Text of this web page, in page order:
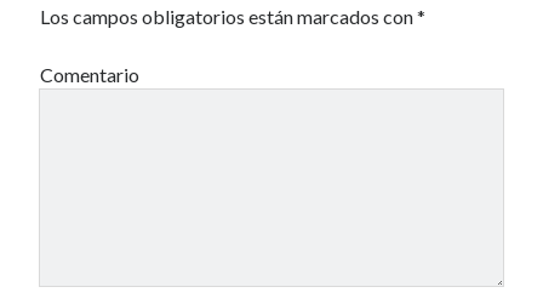
El hombre que comía diccionarios
Korochi Industries
Los campos obligatorios están marcados con*
Comentario